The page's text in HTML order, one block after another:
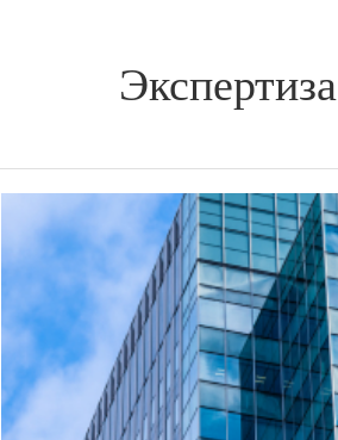
Экспертиза